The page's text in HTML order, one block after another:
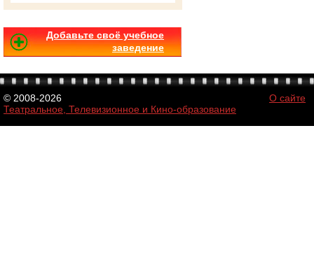
Добавьте своё учебное
заведение
© 2008-2026
Театральное, Телевизионное и Кино-образование
О сайте